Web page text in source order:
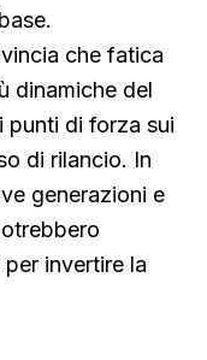
che fatica
dinamiche del
punti di forza sui
di rilancio. In
generazioni e
invertire la